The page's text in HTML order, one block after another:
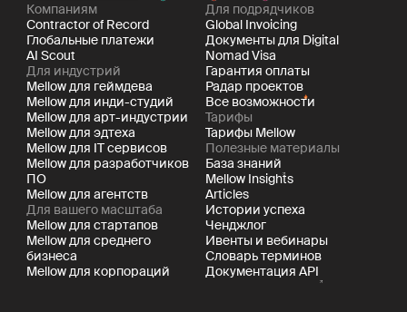
Компаниям
Contractor of Record
Глобальные платежи
AI Scout
Для индустрий
Mellow для геймдева
Mellow для инди-студий
Mellow для арт-индустрии
Mellow для эдтеха
Mellow для IT сервисов
Mellow для разработчиков
ПО
Mellow для агентств
Для вашего масштаба
Mellow для стартапов
Mellow для среднего
бизнеса
Mellow для корпораций
Для подрядчиков
Global Invoicing
Документы для Digital
Nomad Visa
Гарантия оплаты
Радар проектов
Все возможности
Тарифы
Тарифы Mellow
Полезные материалы
База знаний
Mellow Insights
Articles
Истории успеха
Ченджлог
Ивенты и вебинары
Словарь терминов
Документация API